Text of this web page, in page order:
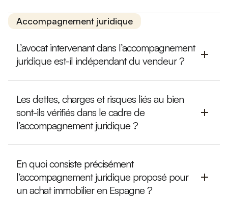
Accompagnement juridique
L’avocat intervenant dans l’accompagnement
juridique est-il indépendant du vendeur ?
Les dettes, charges et risques liés au bien
sont-ils vérifiés dans le cadre de
l’accompagnement juridique ?
En quoi consiste précisément
l’accompagnement juridique proposé pour
un achat immobilier en Espagne ?